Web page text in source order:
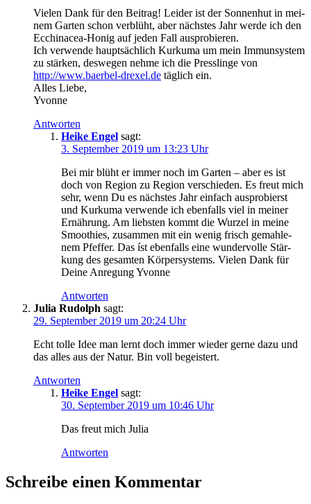
Vie­len Dank für den Bei­trag! Lei­der ist der Son­nen­hut in mei­
nem Gar­ten schon ver­blüht, aber nächs­tes Jahr wer­de ich den
Ecchinacea-Honig auf jeden Fall ausprobieren.
Ich ver­wen­de haupt­säch­lich Kur­ku­ma um mein Immun­sys­tem
zu stär­ken, des­we­gen neh­me ich die Press­lin­ge von
http://www.baerbel-drexel.de täg­lich ein.
Alles Liebe,
Yvonne
Antworten
Heike Engel sagt:
3. September 2019 um 13:23 Uhr
Bei mir blüht er immer noch im Gar­ten – aber es ist
doch von Regi­on zu Regi­on ver­schie­den. Es freut mich
sehr, wenn Du es nächs­tes Jahr ein­fach aus­pro­bierst
und Kur­ku­ma ver­wen­de ich eben­falls viel in mei­ner
Ernäh­rung. Am liebs­ten kommt die Wur­zel in mei­ne
Smoothies, zusam­men mit ein wenig frisch gemah­le­
nem Pfef­fer. Das íst eben­falls eine wun­der­vol­le Stär­
kung des gesam­ten Kör­per­sys­tems. Vie­len Dank für
Dei­ne Anre­gung Yvonne
Antworten
Julia Rudolph sagt:
29. September 2019 um 20:24 Uhr
Echt tol­le Idee man lernt doch immer wie­der ger­ne dazu und
das alles aus der Natur. Bin voll begeistert.
Antworten
Heike Engel sagt:
30. September 2019 um 10:46 Uhr
Das freut mich Julia
Antworten
Schreibe einen Kommentar